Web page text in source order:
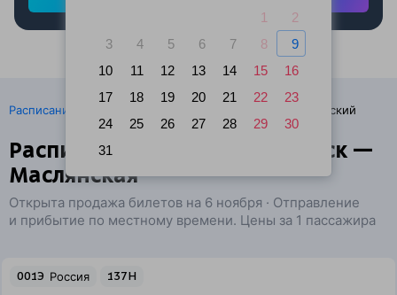
1
2
3
4 5 6 7 8
9
10
11 12 13 14 15
16
17
18 19 20 21 22
23
24
25 26 27 28 29
30
31
Расписание поездов Ж/д билеты Уссурийск → Маслянский
Расписание поездов Уссурийск —
Маслянская
Открыта продажа билетов на 6 ноября · Отправление
и прибытие по местному времени. Цены за 1 пассажира
001Э Россия 137Н